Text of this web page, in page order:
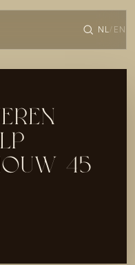
NL/ EN
45